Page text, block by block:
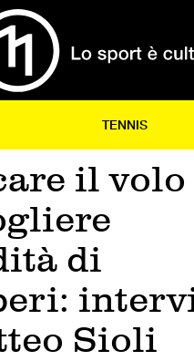
TENNIS
il volo
di
Sioli